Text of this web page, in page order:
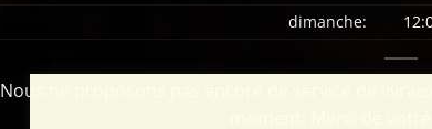
dimanche:
Nous ne proposons pas encore de service de